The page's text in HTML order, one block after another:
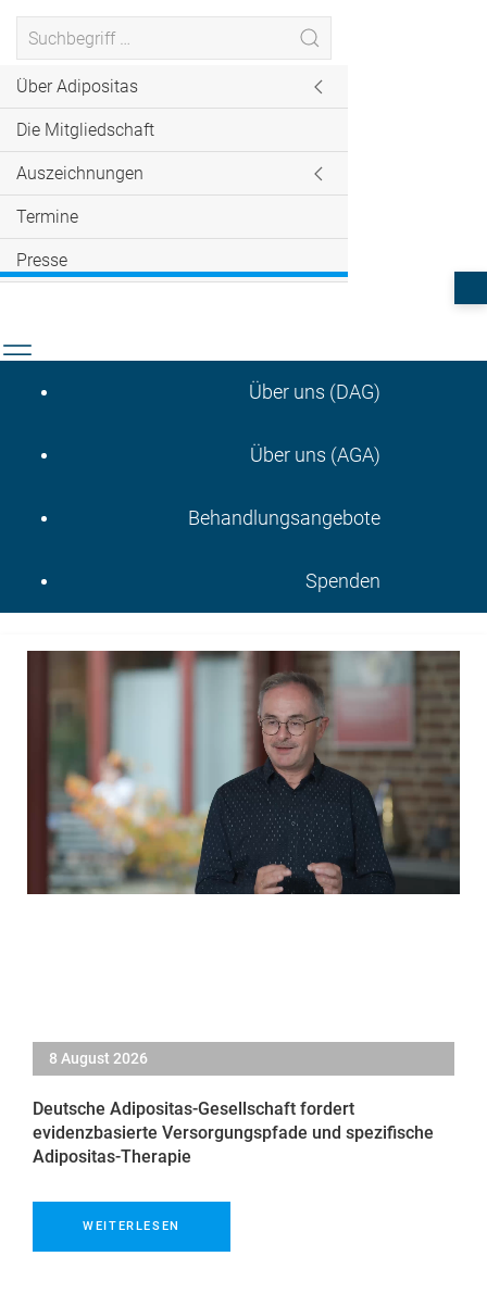
Über Adipositas
Die Mitgliedschaft
Auszeichnungen
Termine
Presse
Über uns (DAG)
Über uns (AGA)
Behandlungsangebote
Spenden
8 August 2026
Deutsche Adipositas-Gesellschaft fordert
evidenzbasierte Versorgungspfade und spezifische
Adipositas-Therapie
WEITERLESEN